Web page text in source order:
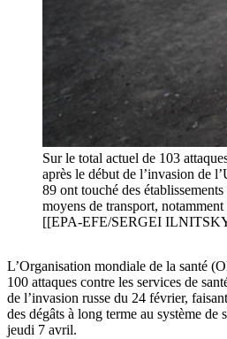
Sur le total actuel de 103
après le début de l’invasion de
89 ont touché des
moyens de transport, notamment
[[EPA-EFE/SERGEI
L’Organisation mondiale de la santé
100 attaques contre les services de
de l’invasion russe du 24 février,
des dégâts à long terme au système
jeudi 7 avril.